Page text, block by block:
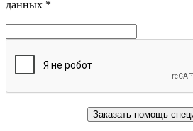
данных *
Заказать помощь